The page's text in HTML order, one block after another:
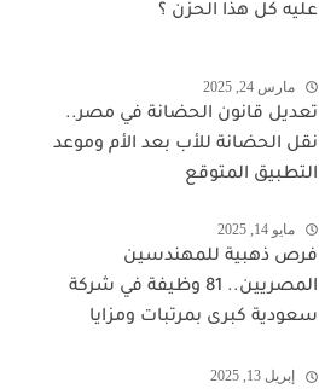
عليه كل هذا الحزن ؟
مارس 24, 2025
تعديل قانون الحضانة في مصر..
نقل الحضانة للأب بعد الأم وموعد
التطبيق المتوقع
مايو 14, 2025
فرص ذهبية للمهندسين
المصريين.. 81 وظيفة في شركة
سعودية كبرى بمرتبات ومزايا
إبريل 13, 2025